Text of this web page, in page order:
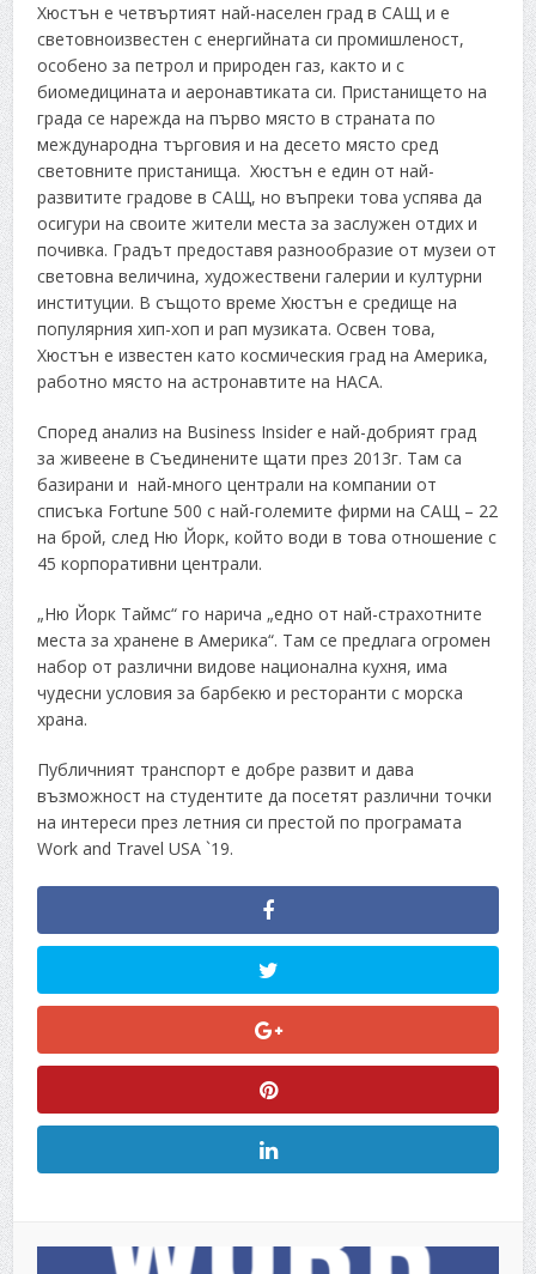
Хюстън е четвъртият най-населен град в САЩ и е
световноизвестен с енергийната си промишленост,
особено за петрол и природен газ, както и с
биомедицината и аеронавтиката си. Пристанището на
града се нарежда на първо място в страната по
международна търговия и на десето място сред
световните пристанища. Хюстън е един от най-
развитите градове в САЩ, но въпреки това успява да
осигури на своите жители места за заслужен отдих и
почивка. Градът предоставя разнообразие от музеи от
световна величина, художествени галерии и културни
институции. В същото време Хюстън е средище на
популярния хип-хоп и рап музиката. Освен това,
Хюстън е известен като космическия град на Америка,
работно място на астронавтите на НАСА.
Според анализ на Business Insider е най-добрият град
за живеене в Съединените щати през 2013г. Там са
базирани и най-много централи на компании от
списъка Fortune 500 с най-големите фирми на САЩ – 22
на брой, след Ню Йорк, който води в това отношение с
45 корпоративни централи.
„Ню Йорк Таймс“ го нарича „едно от най-страхотните
места за хранене в Америка“. Там се предлага огромен
набор от различни видове национална кухня, има
чудесни условия за барбекю и ресторанти с морска
храна.
Публичният транспорт е добре развит и дава
възможност на студентите да посетят различни точки
на интереси през летния си престой по програмата
Work and Travel USA `19.